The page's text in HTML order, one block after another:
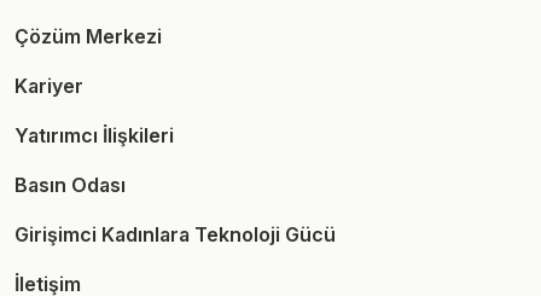
Çözüm Merkezi
Kariyer
Yatırımcı İlişkileri
Basın Odası
Girişimci Kadınlara Teknoloji Gücü
İletişim